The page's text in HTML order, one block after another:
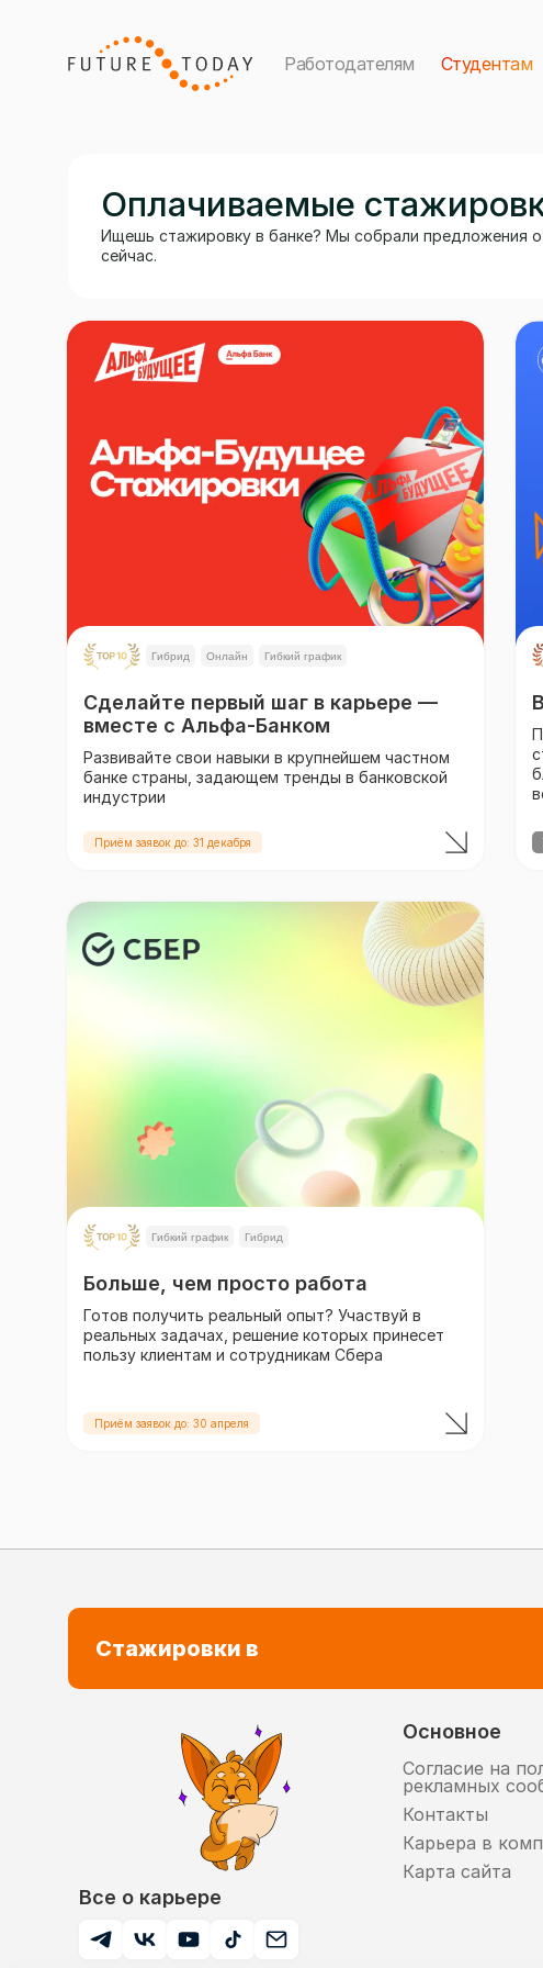
Работодателям Студентам
Оплачиваемые
Ищешь стажировку в банке? Мы собрали предложения
сейчас.
Гибрид Онлайн Гибкий график
Сделайте первый шаг в карьере —
вместе с Альфа-Банком
Развивайте свои навыки в крупнейшем частном
банке страны, задающем тренды в банковской
индустрии
Приём заявок до: 31 декабря
Гибкий график Гибрид
Больше, чем просто работа
Готов получить реальный опыт? Участвуй в
реальных задачах, решение которых принесет
пользу клиентам и сотрудникам Сбера
Приём заявок до: 30 апреля
Стажировки в
Все о карьере
Основное
Согласие на
рекламных
Контакты
Карьера в
Карта сайта